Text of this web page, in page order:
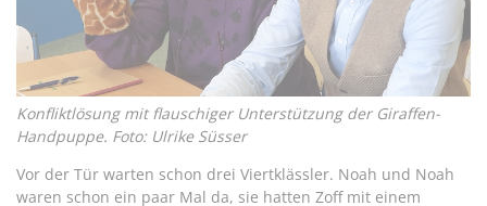
Konfliktlösung mit flauschiger Unterstützung der Giraffen-
Handpuppe. Foto: Ulrike Süsser
Vor der Tür warten schon drei Viertklässler. Noah und Noah
waren schon ein paar Mal da, sie hatten Zoff mit einem